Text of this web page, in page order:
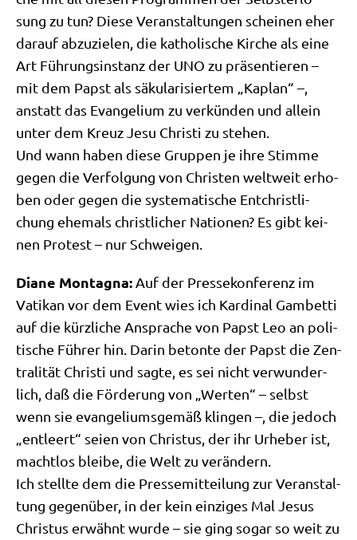
sung zu tun? Die­se Ver­an­stal­tun­gen schei­nen eher
dar­auf abzu­zie­len, die katho­li­sche Kir­che als eine
Art Füh­rungs­in­stanz der UNO zu prä­sen­tie­ren –
mit dem Papst als säku­la­ri­sier­tem „Kaplan“ –,
anstatt das Evan­ge­li­um zu ver­kün­den und allein
unter dem Kreuz Jesu Chri­sti zu ste­hen.
Und wann haben die­se Grup­pen je ihre Stim­me
gegen die Ver­fol­gung von Chri­sten welt­weit erho­
ben oder gegen die syste­ma­ti­sche Ent­christ­li­
chung ehe­mals christ­li­cher Natio­nen? Es gibt kei­
nen Pro­test – nur Schweigen.
Dia­ne Mon­tagna: Auf der Pres­se­kon­fe­renz im
Vati­kan vor dem Event wies ich Kar­di­nal Gam­bet­ti
auf die kürz­li­che Anspra­che von Papst Leo an poli­
ti­sche Füh­rer hin. Dar­in beton­te der Papst die Zen­
tra­li­tät Chri­sti und sag­te, es sei nicht ver­wun­der­
lich, daß die För­de­rung von „Wer­ten“ – selbst
wenn sie evan­ge­li­ums­ge­mäß klin­gen –, die jedoch
„ent­leert“ sei­en von Chri­stus, der ihr Urhe­ber ist,
macht­los blei­be, die Welt zu ver­än­dern.
Ich stell­te dem die Pres­se­mit­tei­lung zur Ver­an­stal­
tung gegen­über, in der kein ein­zi­ges Mal Jesus
Chri­stus erwähnt wur­de – sie ging sogar so weit zu